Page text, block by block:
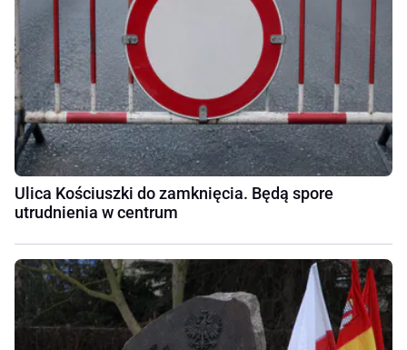
Ulica Kościuszki do zamknięcia. Będą spore
utrudnienia w centrum